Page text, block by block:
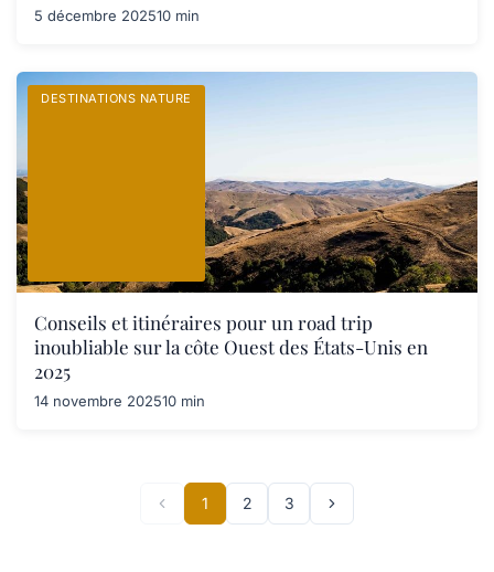
5 décembre 202510 min
DESTINATIONS NATURE
Conseils et itinéraires pour un road trip
inoubliable sur la côte Ouest des États-Unis en
2025
14 novembre 202510 min
1 2 3